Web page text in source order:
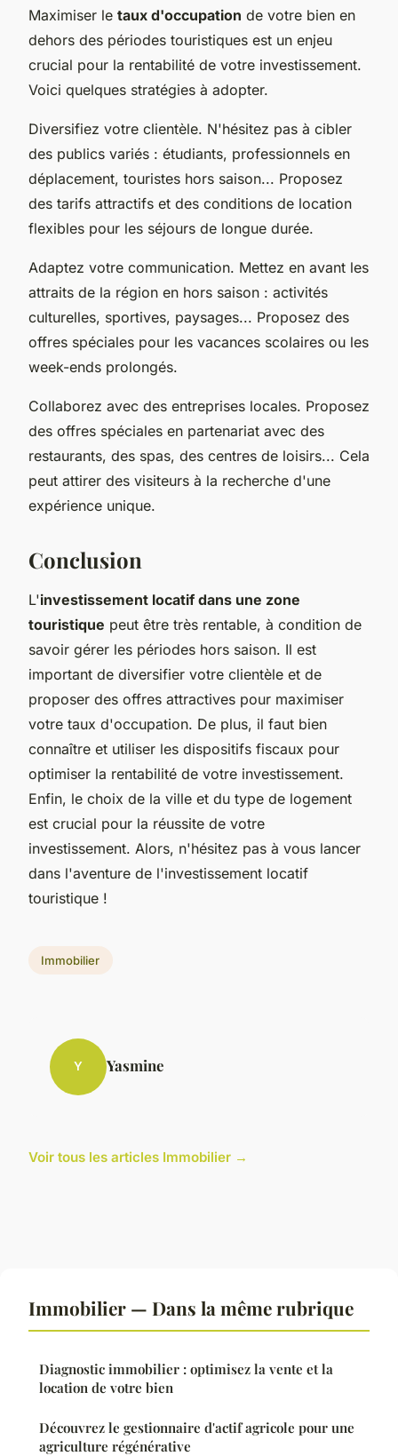
Maximiser le taux d'occupation de votre bien en
dehors des périodes touristiques est un enjeu
crucial pour la rentabilité de votre investissement.
Voici quelques stratégies à adopter.
Diversifiez votre clientèle. N'hésitez pas à cibler
des publics variés : étudiants, professionnels en
déplacement, touristes hors saison... Proposez
des tarifs attractifs et des conditions de location
flexibles pour les séjours de longue durée.
Adaptez votre communication. Mettez en avant les
attraits de la région en hors saison : activités
culturelles, sportives, paysages... Proposez des
offres spéciales pour les vacances scolaires ou les
week-ends prolongés.
Collaborez avec des entreprises locales. Proposez
des offres spéciales en partenariat avec des
restaurants, des spas, des centres de loisirs... Cela
peut attirer des visiteurs à la recherche d'une
expérience unique.
Conclusion
L'investissement locatif dans une zone
touristique peut être très rentable, à condition de
savoir gérer les périodes hors saison. Il est
important de diversifier votre clientèle et de
proposer des offres attractives pour maximiser
votre taux d'occupation. De plus, il faut bien
connaître et utiliser les dispositifs fiscaux pour
optimiser la rentabilité de votre investissement.
Enfin, le choix de la ville et du type de logement
est crucial pour la réussite de votre
investissement. Alors, n'hésitez pas à vous lancer
dans l'aventure de l'investissement locatif
touristique !
Immobilier
Y Yasmine
Voir tous les articles Immobilier →
Immobilier — Dans la même rubrique
Diagnostic immobilier : optimisez la vente et la
location de votre bien
Découvrez le gestionnaire d'actif agricole pour une
agriculture régénérative